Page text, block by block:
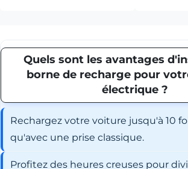
Quels sont les avantages
borne de recharge pour
électrique ?
Rechargez votre voiture jusqu'à 10
qu'avec une prise classique.
Profitez des heures creuses pour